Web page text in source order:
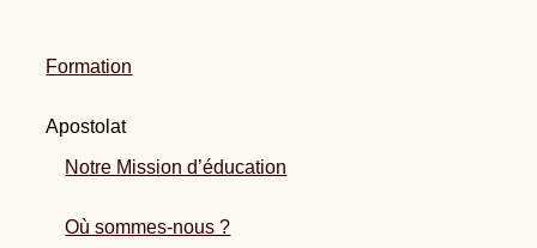
Formation
Apostolat
Notre Mission d’éducation
Où sommes-nous ?